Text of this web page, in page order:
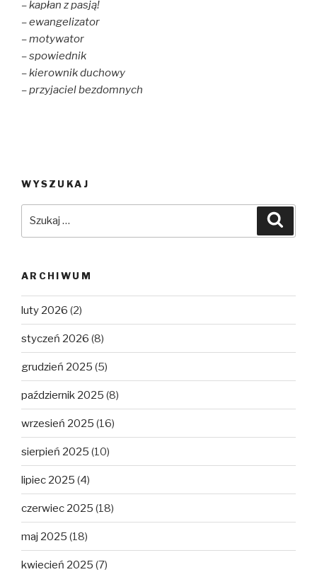
– kapłan z pasją!
– ewangelizator
– motywator
– spowiednik
– kierownik duchowy
– przyjaciel bezdomnych
WYSZUKAJ
ARCHIWUM
luty 2026 (2)
styczeń 2026 (8)
grudzień 2025 (5)
październik 2025 (8)
wrzesień 2025 (16)
sierpień 2025 (10)
lipiec 2025 (4)
czerwiec 2025 (18)
maj 2025 (18)
kwiecień 2025 (7)